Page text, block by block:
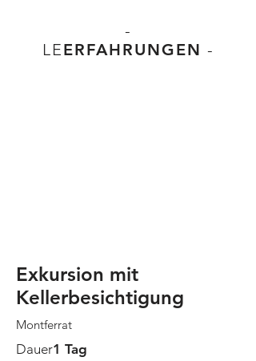
-
LEERFAHRUNGEN -
Exkursion mit
Kellerbesichtigung
Montferrat
Dauer1 Tag